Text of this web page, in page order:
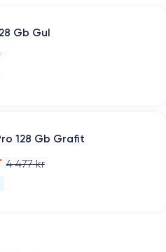
Gb Gul
128 Gb Grafit
4 477 kr